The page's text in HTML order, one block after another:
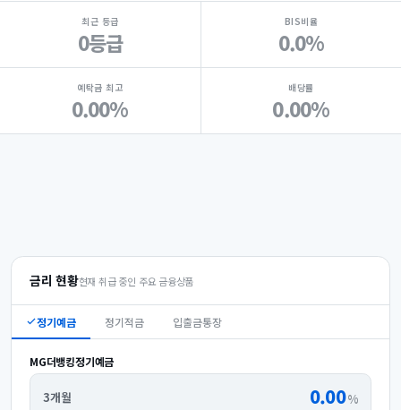
지점 핵심 지표 요약
최근 등급
0등급
BIS비율
0.0%
예탁금 최고
0.00%
배당률
0.00%
금리 현황현재 취급 중인 주요 금융상품
정기예금 정기적금 입출금통장
MG더뱅킹정기예금
3개월 0.00%